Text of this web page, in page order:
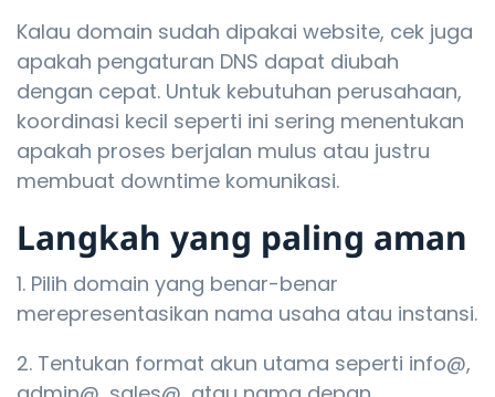
Kalau domain sudah dipakai website, cek juga
apakah pengaturan DNS dapat diubah
dengan cepat. Untuk kebutuhan perusahaan,
koordinasi kecil seperti ini sering menentukan
apakah proses berjalan mulus atau justru
membuat downtime komunikasi.
Langkah yang paling aman
Pilih domain yang benar-benar
merepresentasikan nama usaha atau instansi.
Tentukan format akun utama seperti info@,